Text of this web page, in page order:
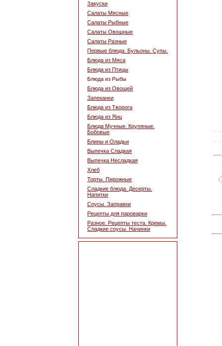
Закуски
Салаты Мясные
Салаты Рыбные
Салаты Овощные
Салаты Разные
Первые блюда. Бульоны. Супы.
Блюда из Мяса
Блюда из Птицы
Блюда из Рыбы
Блюда из Овощей
Запеканки
Блюда из Творога
Блюда из Яиц
Блюда Мучные. Крупяные.
Бобовые
Блины и Оладьи
Выпечка Сладкая
Выпечка Несладкая
Хлеб
Торты. Пирожные
Сладкие блюда. Десерты.
Напитки
Соусы. Заправки
Рецепты для пароварки
Разное. Рецепты теста. Кремы.
Сладкие соусы. Начинки